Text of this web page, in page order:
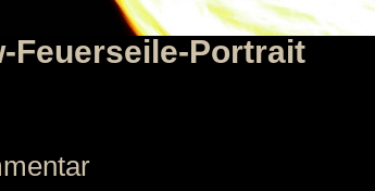
Feuerseile-Portrait